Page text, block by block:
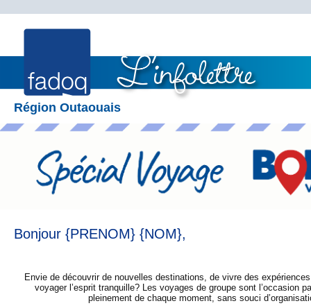
Région Outaouais
Bonjour {PRENOM} {NOM},
Envie de découvrir de nouvelles destinations, de vivre des
voyager l’esprit tranquille? Les voyages de groupe sont l’occasion
pleinement de chaque moment, sans souci